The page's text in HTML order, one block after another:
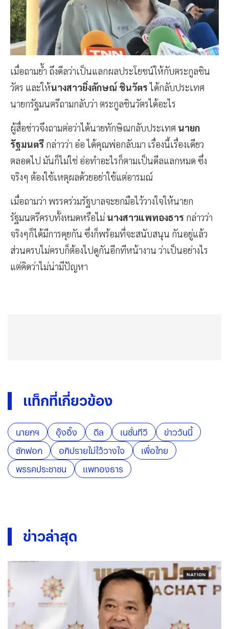
เมื่อถามย้ำ ถึงดีลว่าเป็นแลกผลประโยชน์​ให้กับตระกูลชิน
วัตร​ และให้นางสาวยิ่ง​ลักษณ์​ ชิน​วัต​ร​ได้กลับประเทศ
นายกรัฐมนตรีถามกลับว่า ตระกูลชินวัตรได้อะไร
ผู้สื่อข่าวจึงถามต่อว่าได้นายทักษิณกลับประเทศ นายก
รัฐมนตรี​ กล่าวว่า​ อ๋อ​ ได้คุณพ่อกลับมา เรื่องนี้เรื่องเดียว
ตลอดไป​ มันก็ไม่ใช่​ อ่อทำอะไรก็ตามเป็นดีลแลกหมด​ ซึ่ง
จริงๆ ต้องใช้เหตุผลด้วยอย่าใช้แต่อารมณ์
เมื่อถามว่า พรรคร่วมรัฐบาลจะยกมือไว้วางใจให้นายก
รัฐมนตรีครบทั้งหมดหรือไม่ นางสาวแพทองธาร กล่าวว่า
จริงๆก็ได้มีการคุยกัน ซึ่งก็พร้อมที่จะสนับสนุน กันอยู่แล้ว
ส่วนครบไม่ครบก็ต้องไปดูกันอีกทีหน้างาน ว่าเป็นอย่างไร
แต่คิดว่าไม่น่ามีปัญหา
แท็กที่เกี่ยวข้อง
นายกฯ อุ๊งอิ๊ง ดีล เนชั่นทีวี
ข่าววันนี้
ซักฟอก
อภิปรายไม่ไว้วางใจ
เพื่อไทย
พรรคประชาชน
แพทองธาร
ข่าวล่าสุด